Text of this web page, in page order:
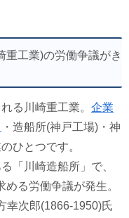
重工業)の労働争議がき
る川崎重工業。 企業
・造船所(神戸工場)・神
ひとつです。
「川崎造船所」で、
る労働争議が発生。
幸次郎(1866-1950)氏